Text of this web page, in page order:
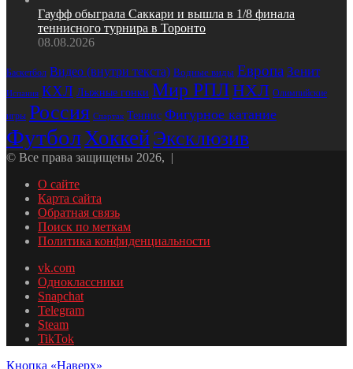
Гауфф обыграла Саккари и вышла в 1/8 финала
теннисного турнира в Торонто
08.08.2026
Баскетбол Видео (внутри текста) Водные виды Европа Зенит
Испания КХЛ Лыжные гонки Мир РПЛНХЛ Олимпийские
игры Россия Спартак Теннис Фигурное катание
ФутболХоккейЭксклюзив
© Все права защищены 2026, |
О сайте
Карта сайта
Обратная связь
Поиск по меткам
Политика конфиденциальности
vk.com
Одноклассники
Snapchat
Telegram
Steam
TikTok
Кнопка «Наверх»